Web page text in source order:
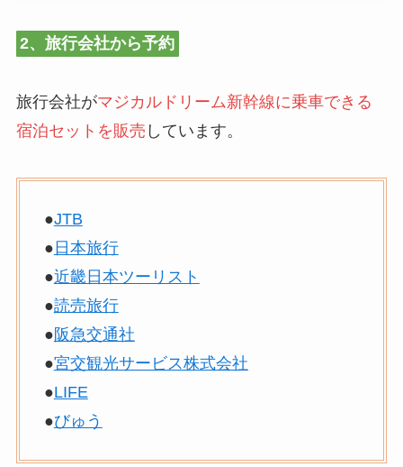
2、旅行会社から予約
旅行会社がマジカルドリーム新幹線に乗車できる
宿泊セットを販売 しています。
●JTB
● 日本旅行
●近畿日本ツーリスト
●読売旅行
● 阪急交通社
●宮交観光サービス株式会社
●LIFE
●びゅう